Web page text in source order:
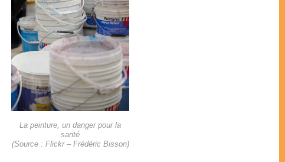
La peinture, un danger pour la
santé
(Source : Flickr – Frédéric Bisson)